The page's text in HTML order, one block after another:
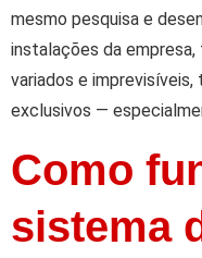
mesmo pesquisa e
instalações da
variados e
exclusivos —
Como
sistema